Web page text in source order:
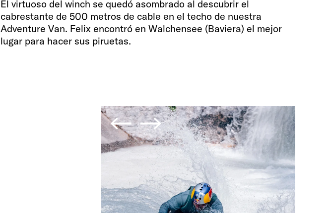
El virtuoso del winch se quedó asombrado al descubrir el
cabrestante de 500 metros de cable en el techo de nuestra
Adventure Van. Felix encontró en Walchensee (Baviera) el mejor
lugar para hacer sus piruetas.